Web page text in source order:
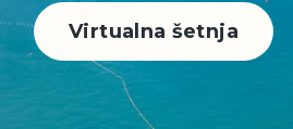
Virtualna šetnja